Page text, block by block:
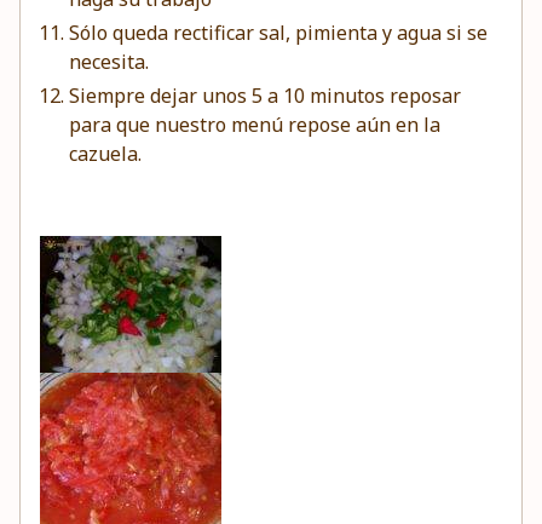
Sólo queda rectificar sal, pimienta y agua si se
necesita.
Siempre dejar unos 5 a 10 minutos reposar
para que nuestro menú repose aún en la
cazuela.